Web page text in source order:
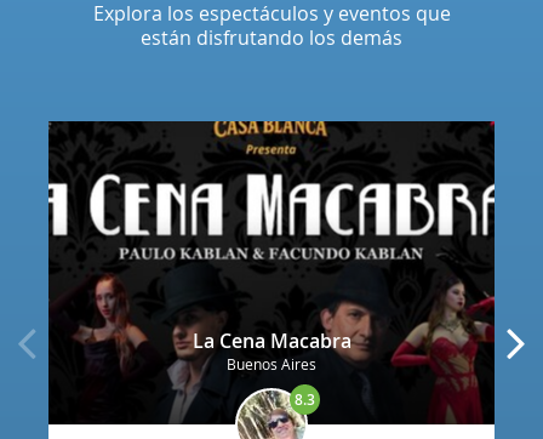
La Cena Macabra
Buenos Aires
8.3
Explora los espectáculos y eventos que
están disfrutando los demás